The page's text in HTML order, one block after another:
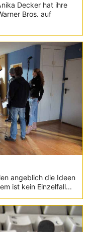
Decker hat ihre
Bros. auf
angeblich die Ideen
ist kein Einzelfall...